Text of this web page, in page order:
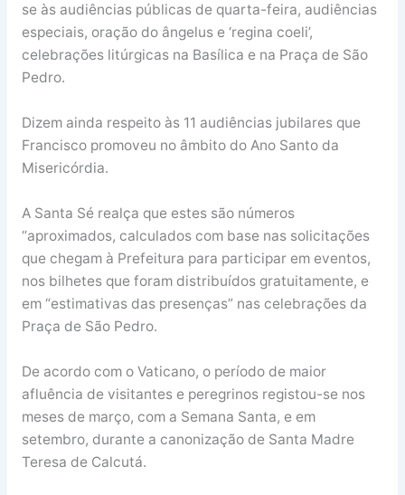
se às audiências públicas de quarta-feira, audiências
especiais, oração do ângelus e ‘regina coeli’,
celebrações litúrgicas na Basílica e na Praça de São
Pedro.
Dizem ainda respeito às 11 audiências jubilares que
Francisco promoveu no âmbito do Ano Santo da
Misericórdia.
A Santa Sé realça que estes são números
“aproximados, calculados com base nas solicitações
que chegam à Prefeitura para participar em eventos,
nos bilhetes que foram distribuídos gratuitamente, e
em “estimativas das presenças” nas celebrações da
Praça de São Pedro.
De acordo com o Vaticano, o período de maior
afluência de visitantes e peregrinos registou-se nos
meses de março, com a Semana Santa, e em
setembro, durante a canonização de Santa Madre
Teresa de Calcutá.